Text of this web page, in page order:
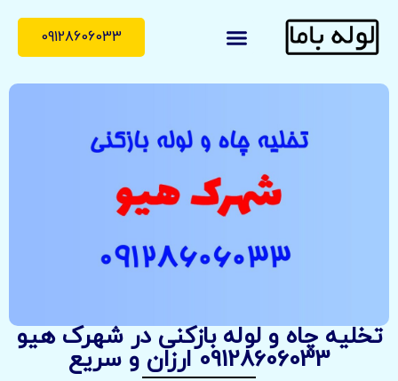
09128606033
تخلیه چاه و لوله بازکنی در شهرک هیو
09128606033 ارزان و سریع